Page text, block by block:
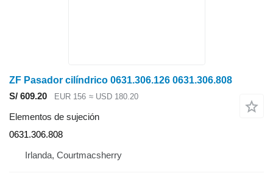
ZF Pasador cilíndrico 0631.306.126 0631.306.808
S/ 609.20
EUR 156 ≈ USD 180.20
Elementos de sujeción
0631.306.808
Irlanda, Courtmacsherry